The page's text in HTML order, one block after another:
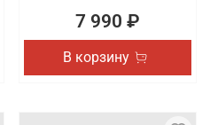
7 990 ₽
В корзину